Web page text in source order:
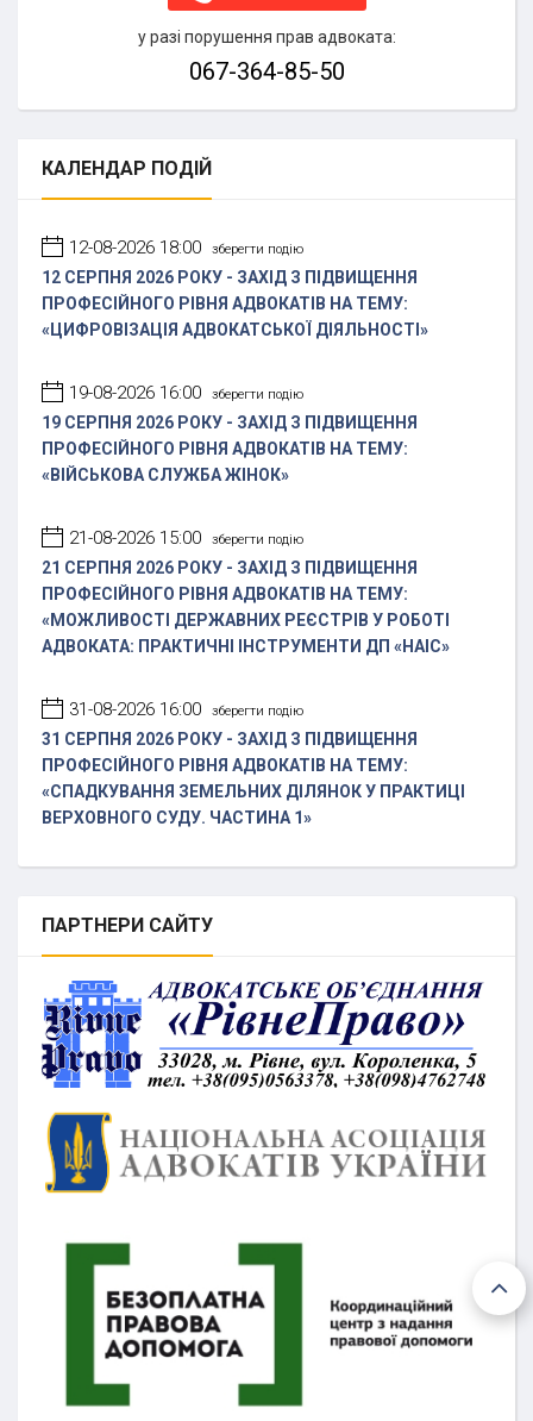
у разі порушення прав адвоката:
067-364-85-50
КАЛЕНДАР ПОДІЙ
12-08-2026 18:00 зберегти подію
12 СЕРПНЯ 2026 РОКУ - ЗАХІД З ПІДВИЩЕННЯ
ПРОФЕСІЙНОГО РІВНЯ АДВОКАТІВ НА ТЕМУ:
«ЦИФРОВІЗАЦІЯ АДВОКАТСЬКОЇ ДІЯЛЬНОСТІ»
19-08-2026 16:00 зберегти подію
19 СЕРПНЯ 2026 РОКУ - ЗАХІД З ПІДВИЩЕННЯ
ПРОФЕСІЙНОГО РІВНЯ АДВОКАТІВ НА ТЕМУ:
«ВІЙСЬКОВА СЛУЖБА ЖІНОК»
21-08-2026 15:00 зберегти подію
21 СЕРПНЯ 2026 РОКУ - ЗАХІД З ПІДВИЩЕННЯ
ПРОФЕСІЙНОГО РІВНЯ АДВОКАТІВ НА ТЕМУ:
«МОЖЛИВОСТІ ДЕРЖАВНИХ РЕЄСТРІВ У РОБОТІ
АДВОКАТА: ПРАКТИЧНІ ІНСТРУМЕНТИ ДП «НАІС»
31-08-2026 16:00 зберегти подію
31 СЕРПНЯ 2026 РОКУ - ЗАХІД З ПІДВИЩЕННЯ
ПРОФЕСІЙНОГО РІВНЯ АДВОКАТІВ НА ТЕМУ:
«СПАДКУВАННЯ ЗЕМЕЛЬНИХ ДІЛЯНОК У ПРАКТИЦІ
ВЕРХОВНОГО СУДУ. ЧАСТИНА 1»
ПАРТНЕРИ САЙТУ